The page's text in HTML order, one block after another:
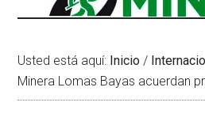
Usted está aquí: Inicio /
Minera Lomas Bayas acuerdan